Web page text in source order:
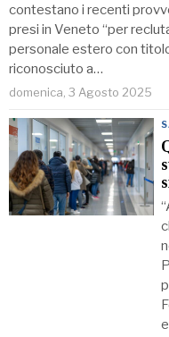
contestano i recenti
presi in Veneto “per
personale estero con
riconosciuto a…
domenica, 3 Agosto 2025